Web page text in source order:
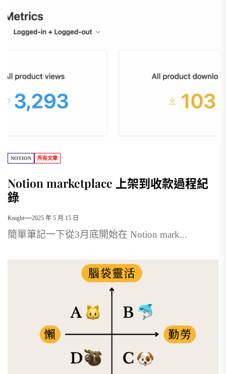
NOTION 所有文章
Notion marketplace 上架到收款過程紀
錄
Knight 2025 年 5 月 15 日
簡單筆記一下從3月底開始在 Notion mark...